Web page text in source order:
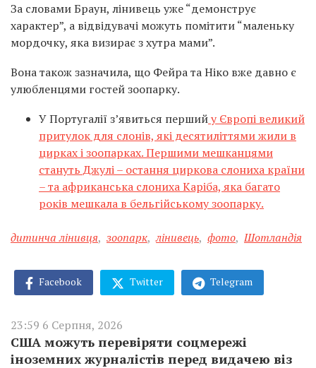
За словами Браун, лінивець уже “демонструє
характер”, а відвідувачі можуть помітити “маленьку
мордочку, яка визирає з хутра мами”.
Вона також зазначила, що Фейра та Ніко вже давно є
улюбленцями гостей зоопарку.
У Португалії з’явиться першийу Європі великий
притулок для слонів, які десятиліттями жили в
цирках і зоопарках. Першими мешканцями
стануть Джулі – остання циркова слониха країни
– та африканська слониха Каріба, яка багато
років мешкала в бельгійському зоопарку.
дитинча лінивця, зоопарк, лінивець, фото, Шотландія
Facebook Twitter Telegram
23:59 6 Серпня, 2026
США можуть перевіряти соцмережі
іноземних журналістів перед видачею віз